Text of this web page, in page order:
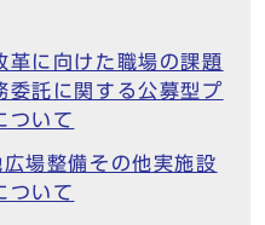
革に向けた職場の課題
委託に関する公募型プ
ついて
場整備その他実施設
ついて